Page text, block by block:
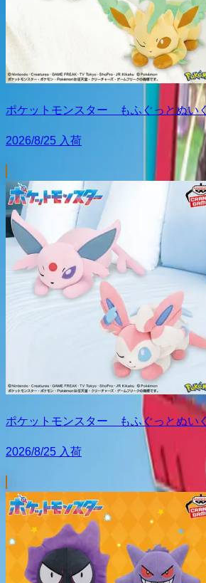
ポケットモンスター もふぐっとぬい
2026/8/25 入荷
ポケットモンスター もふぐっとぬい
2026/8/25 入荷